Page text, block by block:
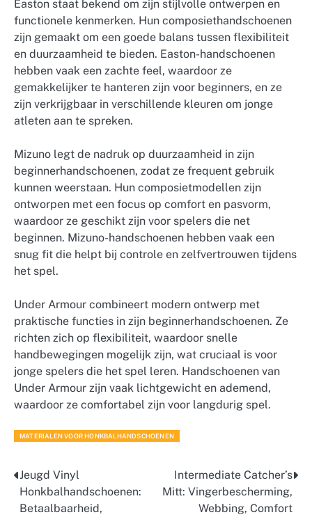
Easton staat bekend om zijn stijlvolle ontwerpen en
functionele kenmerken. Hun composiethandschoenen
zijn gemaakt om een goede balans tussen flexibiliteit
en duurzaamheid te bieden. Easton-handschoenen
hebben vaak een zachte feel, waardoor ze
gemakkelijker te hanteren zijn voor beginners, en ze
zijn verkrijgbaar in verschillende kleuren om jonge
atleten aan te spreken.
Mizuno legt de nadruk op duurzaamheid in zijn
beginnerhandschoenen, zodat ze frequent gebruik
kunnen weerstaan. Hun composietmodellen zijn
ontworpen met een focus op comfort en pasvorm,
waardoor ze geschikt zijn voor spelers die net
beginnen. Mizuno-handschoenen hebben vaak een
snug fit die helpt bij controle en zelfvertrouwen tijdens
het spel.
Under Armour combineert modern ontwerp met
praktische functies in zijn beginnerhandschoenen. Ze
richten zich op flexibiliteit, waardoor snelle
handbewegingen mogelijk zijn, wat cruciaal is voor
jonge spelers die het spel leren. Handschoenen van
Under Armour zijn vaak lichtgewicht en ademend,
waardoor ze comfortabel zijn voor langdurig spel.
MATERIALEN VOOR HONKBALHANDSCHOENEN
Post
navigation
Jeugd Vinyl
Honkbalhandschoenen:
Betaalbaarheid,
Intermediate Catcher’s
Mitt: Vingerbescherming,
Webbing, Comfort